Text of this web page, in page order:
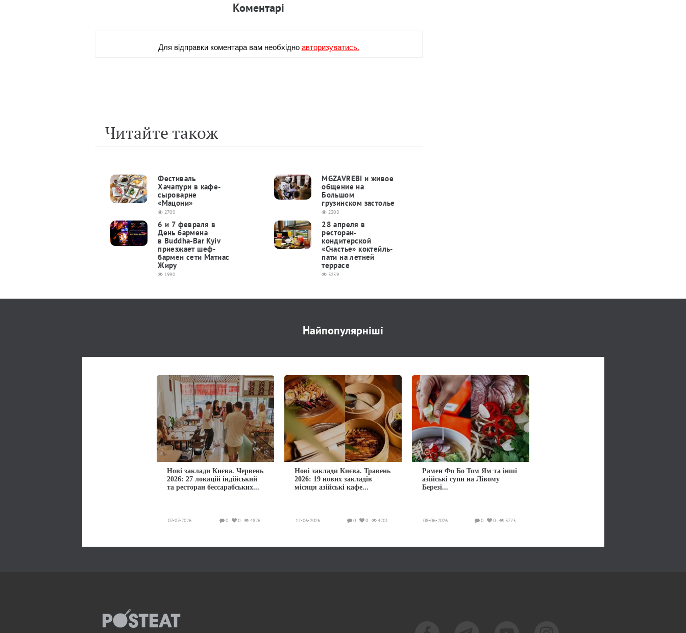
Коментарi
Для вiдправки коментара вам необхiдноавторизуватись.
Читайте також
Фестиваль
Хачапури в кафе-
сыроварне
«Мацони»
2700
6 и 7 февраля в
День бармена
в Buddha-Bar Kyiv
приезжает шеф-
бармен сети Матиас
Жиру
1990
MGZAVREBI и живое
общение на
Большом
грузинском застолье
2308
28 апреля в
ресторан-
кондитерской
«Счастье» коктейль-
пати на летней
террасе
3259
Найпопулярніші
Нові заклади Києва. Червень
2026: 27 локацій індійський
та ресторан бессарабських...
07-07-2026 4826
0
0
Нові заклади Києва. Травень
2026: 19 нових закладів
місяця азійські кафе...
12-06-2026 4201
0
0
Рамен Фо Бо Том Ям та інші
азійські супи на Лівому
Березі...
08-06-2026 3773
0
0